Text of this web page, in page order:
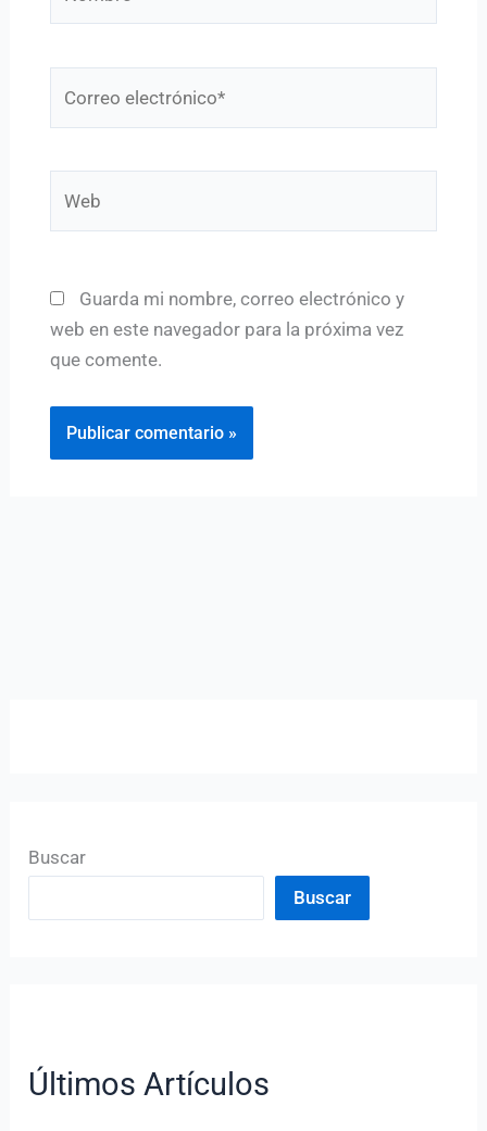
Guarda mi nombre, correo electrónico y
web en este navegador para la próxima vez
que comente.
Buscar
Buscar
Últimos Artículos